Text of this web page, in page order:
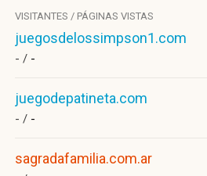
VISITANTES / PÁGINAS VISTAS
juegosdelossimpson1.com
- / -
juegodepatineta.com
- / -
sagradafamilia.com.ar